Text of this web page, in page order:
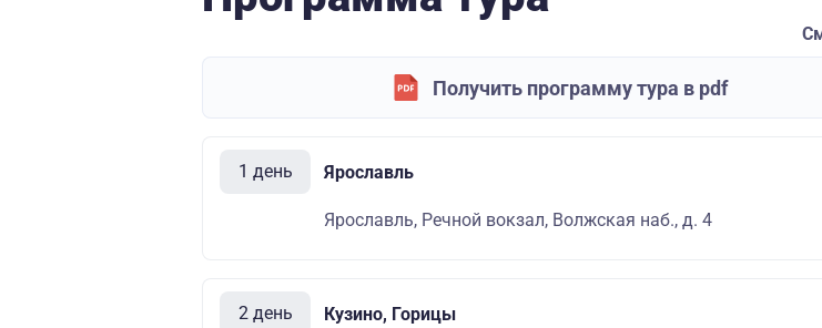
Получить программу тура в pdf
1 день Ярославль
Ярославль, Речной вокзал, Волжская наб., д. 4
2 день Кузино, Горицы